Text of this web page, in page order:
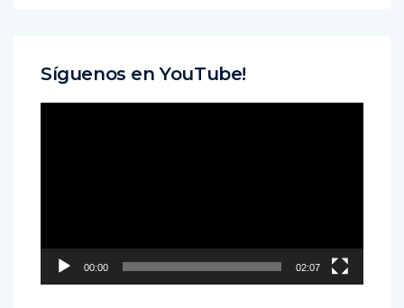
Síguenos en YouTube!
00:00 02:07